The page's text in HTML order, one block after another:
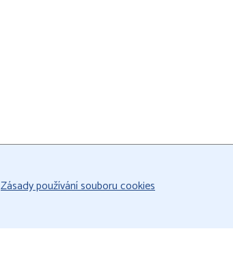
Zásady používání souboru cookies